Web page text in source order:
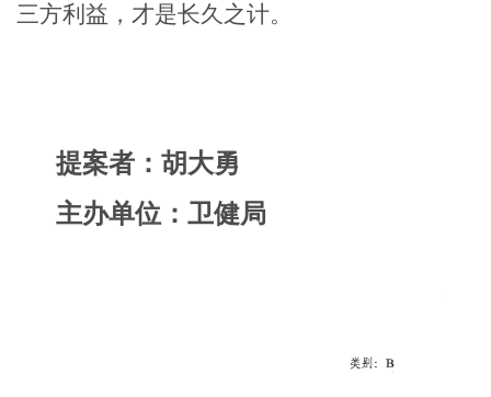
三方利益，才是长久之计。
提案者： 胡大勇
主办单位：卫健局